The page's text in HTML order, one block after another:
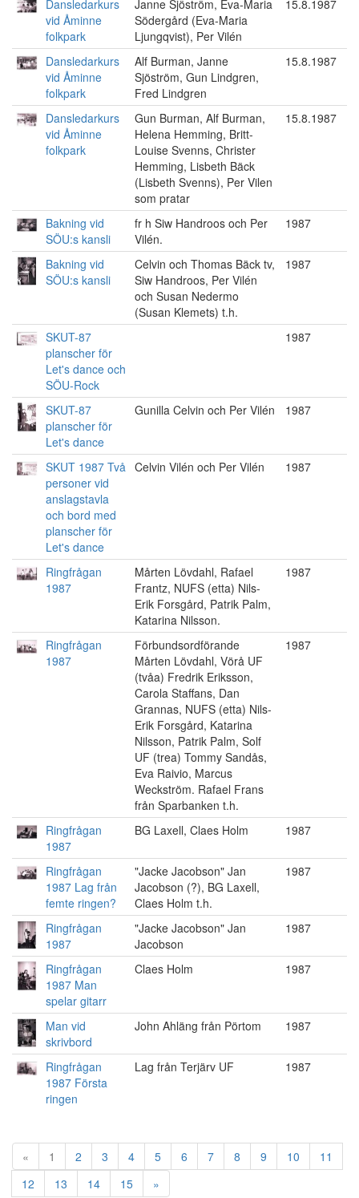
Dansledarkurs
vid Åminne
folkpark
Janne Sjöström, Eva-Maria
Södergård (Eva-Maria
Ljungqvist), Per Vilén
15.8.1987
Dansledarkurs
vid Åminne
folkpark
Alf Burman, Janne
Sjöström, Gun Lindgren,
Fred Lindgren
15.8.1987
Dansledarkurs
vid Åminne
folkpark
Gun Burman, Alf Burman,
Helena Hemming, Britt-
Louise Svenns, Christer
Hemming, Lisbeth Bäck
(Lisbeth Svenns), Per Vilen
som pratar
15.8.1987
Bakning vid
SÖU:s kansli
fr h Siw Handroos och Per
Vilén.
1987
Bakning vid
SÖU:s kansli
Celvin och Thomas Bäck tv,
Siw Handroos, Per Vilén
och Susan Nedermo
(Susan Klemets) t.h.
1987
SKUT-87
planscher för
Let's dance och
SÖU-Rock
1987
SKUT-87
planscher för
Let's dance
Gunilla Celvin och Per Vilén 1987
SKUT 1987 Två
personer vid
anslagstavla
och bord med
planscher för
Let's dance
Celvin Vilén och Per Vilén 1987
Ringfrågan
1987
Mårten Lövdahl, Rafael
Frantz, NUFS (etta) Nils-
Erik Forsgård, Patrik Palm,
Katarina Nilsson.
1987
Ringfrågan
1987
Förbundsordförande
Mårten Lövdahl, Vörå UF
(tvåa) Fredrik Eriksson,
Carola Staffans, Dan
Grannas, NUFS (etta) Nils-
Erik Forsgård, Katarina
Nilsson, Patrik Palm, Solf
UF (trea) Tommy Sandås,
Eva Raivio, Marcus
Weckström. Rafael Frans
från Sparbanken t.h.
1987
Ringfrågan
1987
BG Laxell, Claes Holm 1987
Ringfrågan
1987 Lag från
femte ringen?
"Jacke Jacobson" Jan
Jacobson (?), BG Laxell,
Claes Holm t.h.
1987
Ringfrågan
1987
"Jacke Jacobson" Jan
Jacobson
1987
Ringfrågan
1987 Man
spelar gitarr
Claes Holm 1987
Man vid
skrivbord
John Ahläng från Pörtom 1987
Ringfrågan
1987 Första
ringen
Lag från Terjärv UF 1987
« 1 2 3 4 5 6 7 8 9 10
11
12
13 14 15 »